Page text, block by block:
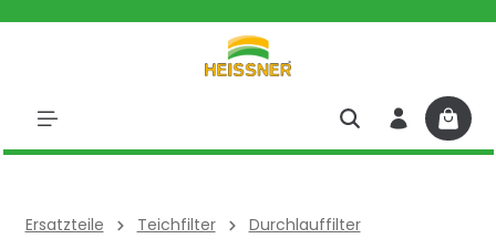
Ersatzteile Teichfilter Durchlauffilter